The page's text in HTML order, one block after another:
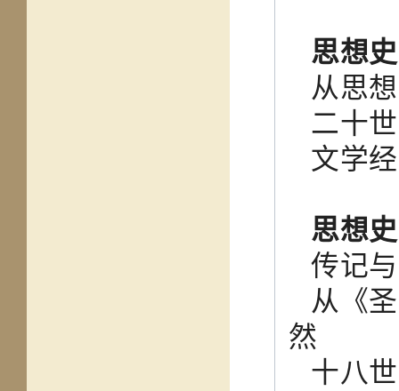
思想
从思
二十
文学
思想
传记
从《
然
十八